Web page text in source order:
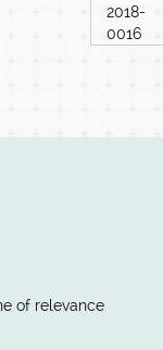
2018-
0016
of relevance